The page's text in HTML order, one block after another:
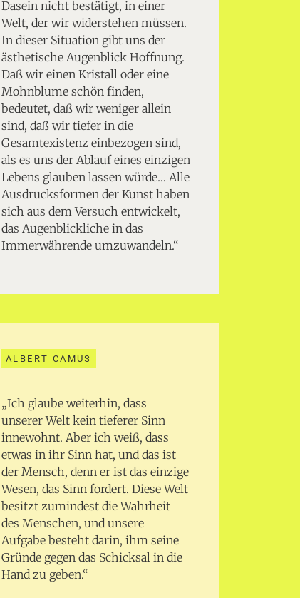
Dasein nicht bestätigt, in einer
Welt, der wir widerstehen müssen.
In dieser Situation gibt uns der
ästhetische Augenblick Hoffnung.
Daß wir einen Kristall oder eine
Mohnblume schön finden,
bedeutet, daß wir weniger allein
sind, daß wir tiefer in die
Gesamtexistenz einbezogen sind,
als es uns der Ablauf eines einzigen
Lebens glauben lassen würde… Alle
Ausdrucksformen der Kunst haben
sich aus dem Versuch entwickelt,
das Augenblickliche in das
Immerwährende umzuwandeln.“
ALBERT CAMUS
„Ich glaube weiterhin, dass
unserer Welt kein tieferer Sinn
innewohnt. Aber ich weiß, dass
etwas in ihr Sinn hat, und das ist
der Mensch, denn er ist das einzige
Wesen, das Sinn fordert. Diese Welt
besitzt zumindest die Wahrheit
des Menschen, und unsere
Aufgabe besteht darin, ihm seine
Gründe gegen das Schicksal in die
Hand zu geben.“